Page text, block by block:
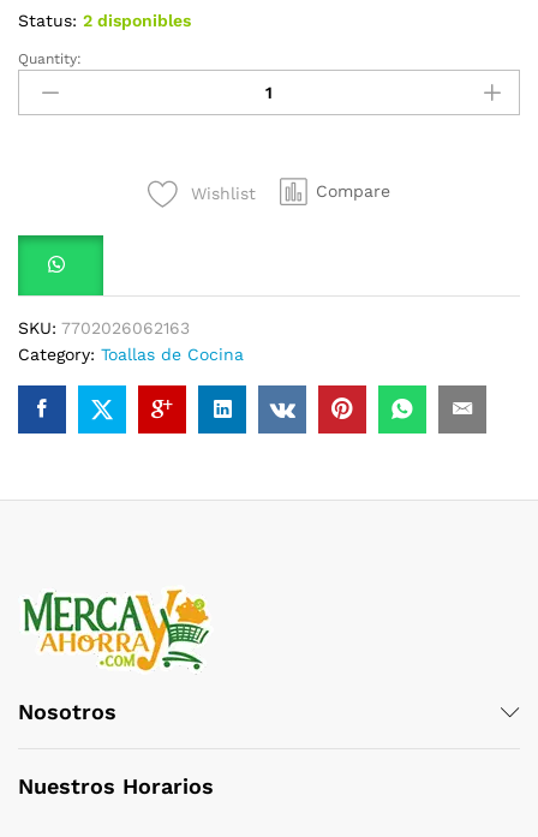
Status: 2 disponibles
Toallas
Cocina
quantity
Quantity:
Wishlist Compare
SKU: 7702026062163
Category: Toallas de Cocina
Nosotros
Nuestros Horarios